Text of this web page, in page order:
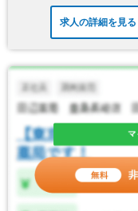
求人の詳細を見る